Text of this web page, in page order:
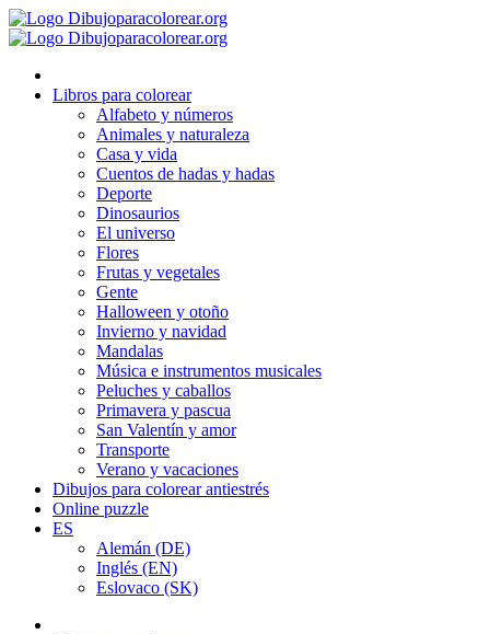
Ir
al
Libros para colorear
Alfabeto y números
Animales y naturaleza
Casa y vida
Cuentos de hadas y hadas
Deporte
Dinosaurios
El universo
Flores
Frutas y vegetales
Gente
Halloween y otoño
Invierno y navidad
Mandalas
Música e instrumentos musicales
Peluches y caballos
Primavera y pascua
San Valentín y amor
Transporte
Verano y vacaciones
Dibujos para colorear antiestrés
Online puzzle
ES
Alemán (DE)
Inglés (EN)
Eslovaco (SK)